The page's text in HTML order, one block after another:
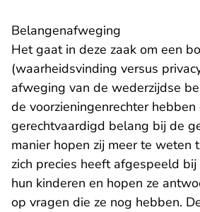
Belangenafweging
Het gaat in deze zaak om een
(waarheidsvinding versus
afweging van de wederzijdse
de voorzieningenrechter
gerechtvaardigd belang bij de
manier hopen zij meer te weten
zich precies heeft afgespeeld
hun kinderen en hopen ze
op vragen die ze nog hebben.